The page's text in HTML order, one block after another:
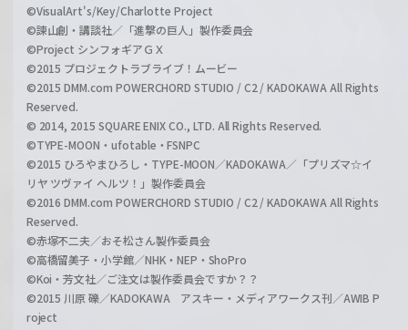
©VisualArt's/Key/Charlotte Project
©諫山創・講談社／「進撃の巨人」製作委員会
©Project シンフォギアＧＸ
©2015 プロジェクトラブライブ！ムービー
©2015 DMM.com POWERCHORD STUDIO / C2 / KADOKAWA All Rights
Reserved.
© 2014, 2015 SQUARE ENIX CO., LTD. All Rights Reserved.
©TYPE-MOON・ufotable・FSNPC
©2015 ひろやまひろし・TYPE-MOON／KADOKAWA／「プリズマ☆イ
リヤ ツヴァイ ヘルツ！」製作委員会
©2016 DMM.com POWERCHORD STUDIO / C2 / KADOKAWA All Rights
Reserved.
©赤塚不二夫／おそ松さん製作委員会
©高橋留美子・小学館／NHK・NEP・ShoPro
©Koi・芳文社／ご注文は製作委員会ですか？？
©2015 川原 礫／KADOKAWA アスキー・メディアワークス刊／AWIB P
roject